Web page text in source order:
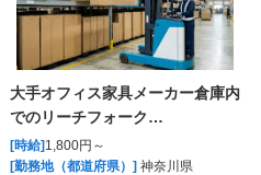
大手オフィス家具メーカー倉庫内
でのリーチフォーク…
[時給]1,800円～
[勤務地（都道府県）] 神奈川県